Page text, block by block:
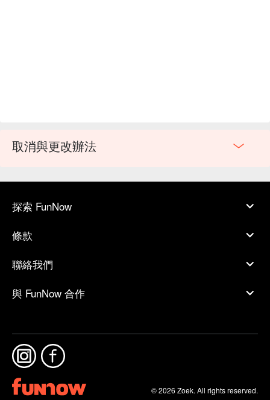
取消與更改辦法
探索 FunNow
條款
聯絡我們
與 FunNow 合作
© 2026 Zoek. All rights reserved.